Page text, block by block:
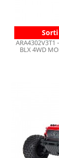
ARA4302V3T1
BLX 4WD